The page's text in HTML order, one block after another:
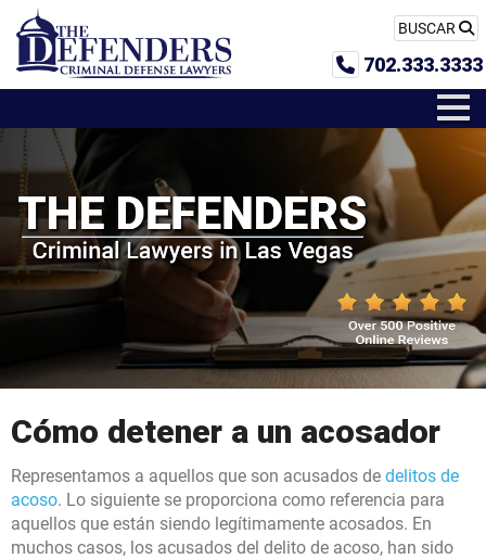
BUSCAR
702.333.3333
Cómo detener a un acosador
Representamos a aquellos que son acusados de delitos de
acoso. Lo siguiente se proporciona como referencia para
aquellos que están siendo legítimamente acosados. En
muchos casos, los acusados del delito de acoso, han sido